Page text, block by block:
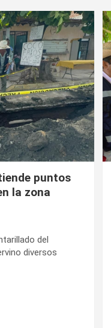
puntos
la zona
del
diversos